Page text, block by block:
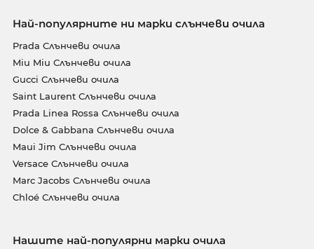
Най-популярните ни марки слънчеви очила
Prada Слънчеви очила
Miu Miu Слънчеви очила
Gucci Слънчеви очила
Saint Laurent Слънчеви очила
Prada Linea Rossa Слънчеви очила
Dolce & Gabbana Слънчеви очила
Maui Jim Слънчеви очила
Versace Слънчеви очила
Marc Jacobs Слънчеви очила
Chloé Слънчеви очила
Нашите най-популярни марки очила